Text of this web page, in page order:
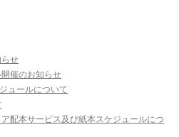
せ
開催のお知らせ
ュールについて
配本サービス及び紙本スケジュールにつ